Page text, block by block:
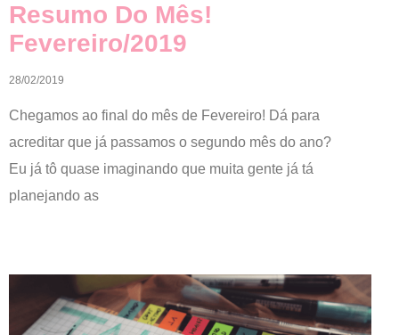
Resumo Do Mês!
Fevereiro/2019
28/02/2019
Chegamos ao final do mês de Fevereiro! Dá para
acreditar que já passamos o segundo mês do ano?
Eu já tô quase imaginando que muita gente já tá
planejando as